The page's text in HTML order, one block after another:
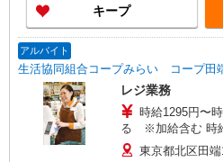
キープ
アルバイト
生活協同組合コープみらい コープ田
レジ業務
時給1295円〜
る ※加給含む 時給1295円〜 ※16時（17時）以
降 時給＋50円 ※
東京都北区田端